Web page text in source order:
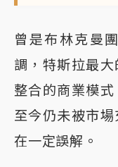
曾是布林克曼
調，特斯拉最
整合的商業模式
至今仍未被市
在一定誤解。